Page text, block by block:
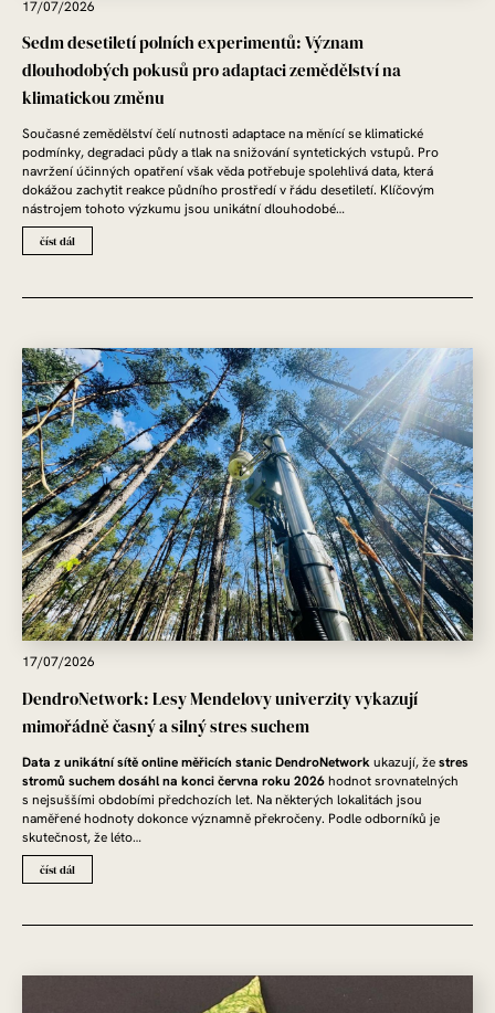
17/07/2026
Sedm desetiletí polních experimentů: Význam
dlouhodobých pokusů pro adaptaci zemědělství na
klimatickou změnu
Současné zemědělství čelí nutnosti adaptace na měnící se klimatické
podmínky, degradaci půdy a tlak na snižování syntetických vstupů. Pro
navržení účinných opatření však věda potřebuje spolehlivá data, která
dokážou zachytit reakce půdního prostředí v řádu desetiletí. Klíčovým
nástrojem tohoto výzkumu jsou unikátní dlouhodobé…
číst dál
17/07/2026
DendroNetwork: Lesy Mendelovy univerzity vykazují
mimořádně časný a silný stres suchem
Data z unikátní sítě online měřicích stanic DendroNetworkukazují, žestres
stromů suchem dosáhl na konci června roku 2026hodnot srovnatelných
s nejsuššími obdobími předchozích let. Na některých lokalitách jsou
naměřené hodnoty dokonce významně překročeny. Podle odborníků je
skutečnost, že léto…
číst dál